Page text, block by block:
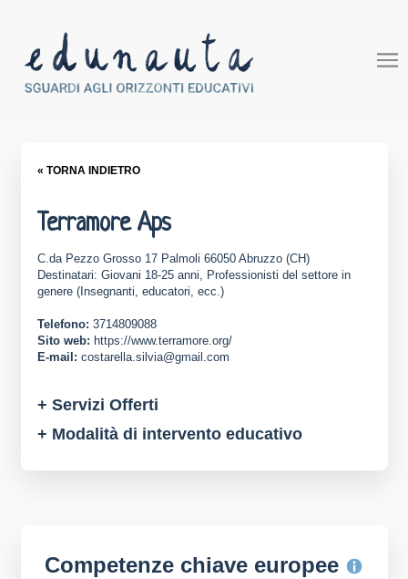
« TORNA INDIETRO
Terramore Aps
C.da Pezzo Grosso 17 Palmoli 66050 Abruzzo (CH)
Destinatari: Giovani 18-25 anni, Professionisti del settore in
genere (Insegnanti, educatori, ecc.)
Telefono: 3714809088
Sito web: https://www.terramore.org/
E-mail: costarella.silvia@gmail.com
+ Servizi Offerti
+ Modalità di intervento educativo
Competenze chiave europee